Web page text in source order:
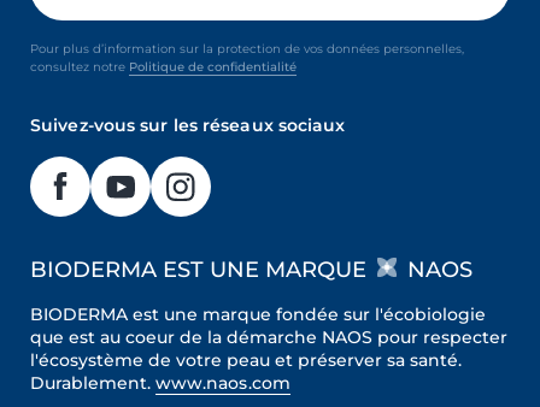
Pour plus d’information sur la protection de vos données personnelles,
consultez notre Politique de confidentialité
Suivez-vous sur les réseaux sociaux
BIODERMA EST UNE MARQUE NAOS
BIODERMA est une marque fondée sur l'écobiologie
que est au coeur de la démarche NAOS pour respecter
l'écosystème de votre peau et préserver sa santé.
Durablement. www.naos.com